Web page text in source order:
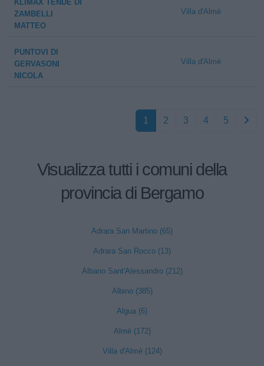
KLIMAX TENDE DI
ZAMBELLI
MATTEO
Villa d'Almè
PUNTOVI DI
GERVASONI
NICOLA
Villa d'Almè
1 2 3 4 5
Visualizza tutti i comuni della
provincia di Bergamo
Adrara San Martino (65)
Adrara San Rocco (13)
Albano Sant'Alessandro (212)
Albino (385)
Algua (6)
Almè (172)
Villa d'Almè (124)